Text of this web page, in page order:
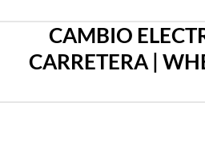
CAMBIO
CARRETERA |